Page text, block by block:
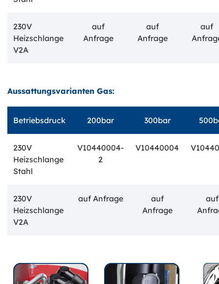
230V
Heizschlange
V2A
auf
Anfrage
auf
Anfrage
auf
Aussattungsvarianten Gas:
Betriebsdruck 200bar 300bar
230V
Heizschlange
Stahl
V10440004-
2
V10440004
230V
Heizschlange
V2A
auf Anfrage
auf
Anfrage
auf